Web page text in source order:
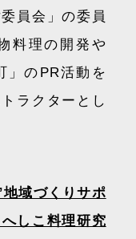
員会」の委員
料理の開発や
」のPR活動を
ラクターとし
域づくりサポ
しこ料理研究